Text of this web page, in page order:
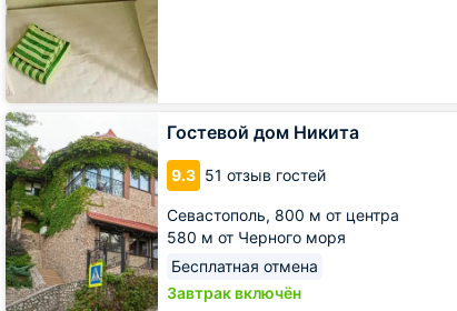
Гостевой дом Никита
9.3 51 отзыв гостей
Севастополь, 800 м от центра
580 м от Черного моря
Бесплатная отмена
Завтрак включён
Гостевой
дом
Никита